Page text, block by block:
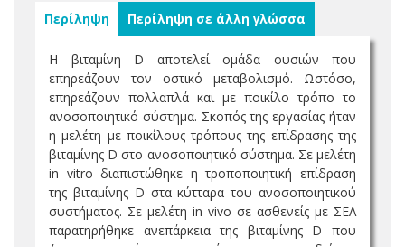
Περίληψη Περίληψη σε άλλη γλώσσα
Η βιταμίνη D αποτελεί ομάδα ουσιών που
επηρεάζουν τον οστικό μεταβολισμό. Ωστόσο,
επηρεάζουν πολλαπλά και με ποικίλο τρόπο το
ανοσοποιητικό σύστημα. Σκοπός της εργασίας ήταν
η μελέτη με ποικίλους τρόπους της επίδρασης της
βιταμίνης D στο ανοσοποιητικό σύστημα. Σε μελέτη
in vitro διαπιστώθηκε η τροποποιητική επίδραση
της βιταμίνης D στα κύτταρα του ανοσοποιητικού
συστήματος. Σε μελέτη in vivo σε ασθενείς με ΣΕΛ
παρατηρήθηκε ανεπάρκεια της βιταμίνης D που